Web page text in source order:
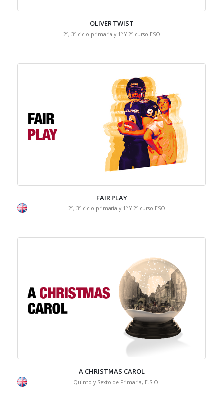
OLIVER TWIST
2º, 3º ciclo primaria y 1º Y 2º curso ESO
FAIR PLAY
2º, 3º ciclo primaria y 1º Y 2º curso ESO
A CHRISTMAS CAROL
Quinto y Sexto de Primaria, E.S.O.